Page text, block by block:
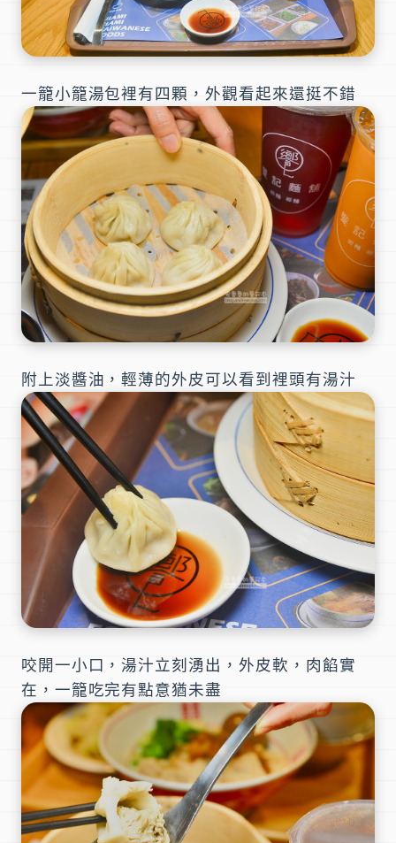
一籠小籠湯包裡有四顆，外觀看起來還挺不錯
附上淡醬油，輕薄的外皮可以看到裡頭有湯汁
咬開一小口，湯汁立刻湧出，外皮軟，肉餡實
在，一籠吃完有點意猶未盡